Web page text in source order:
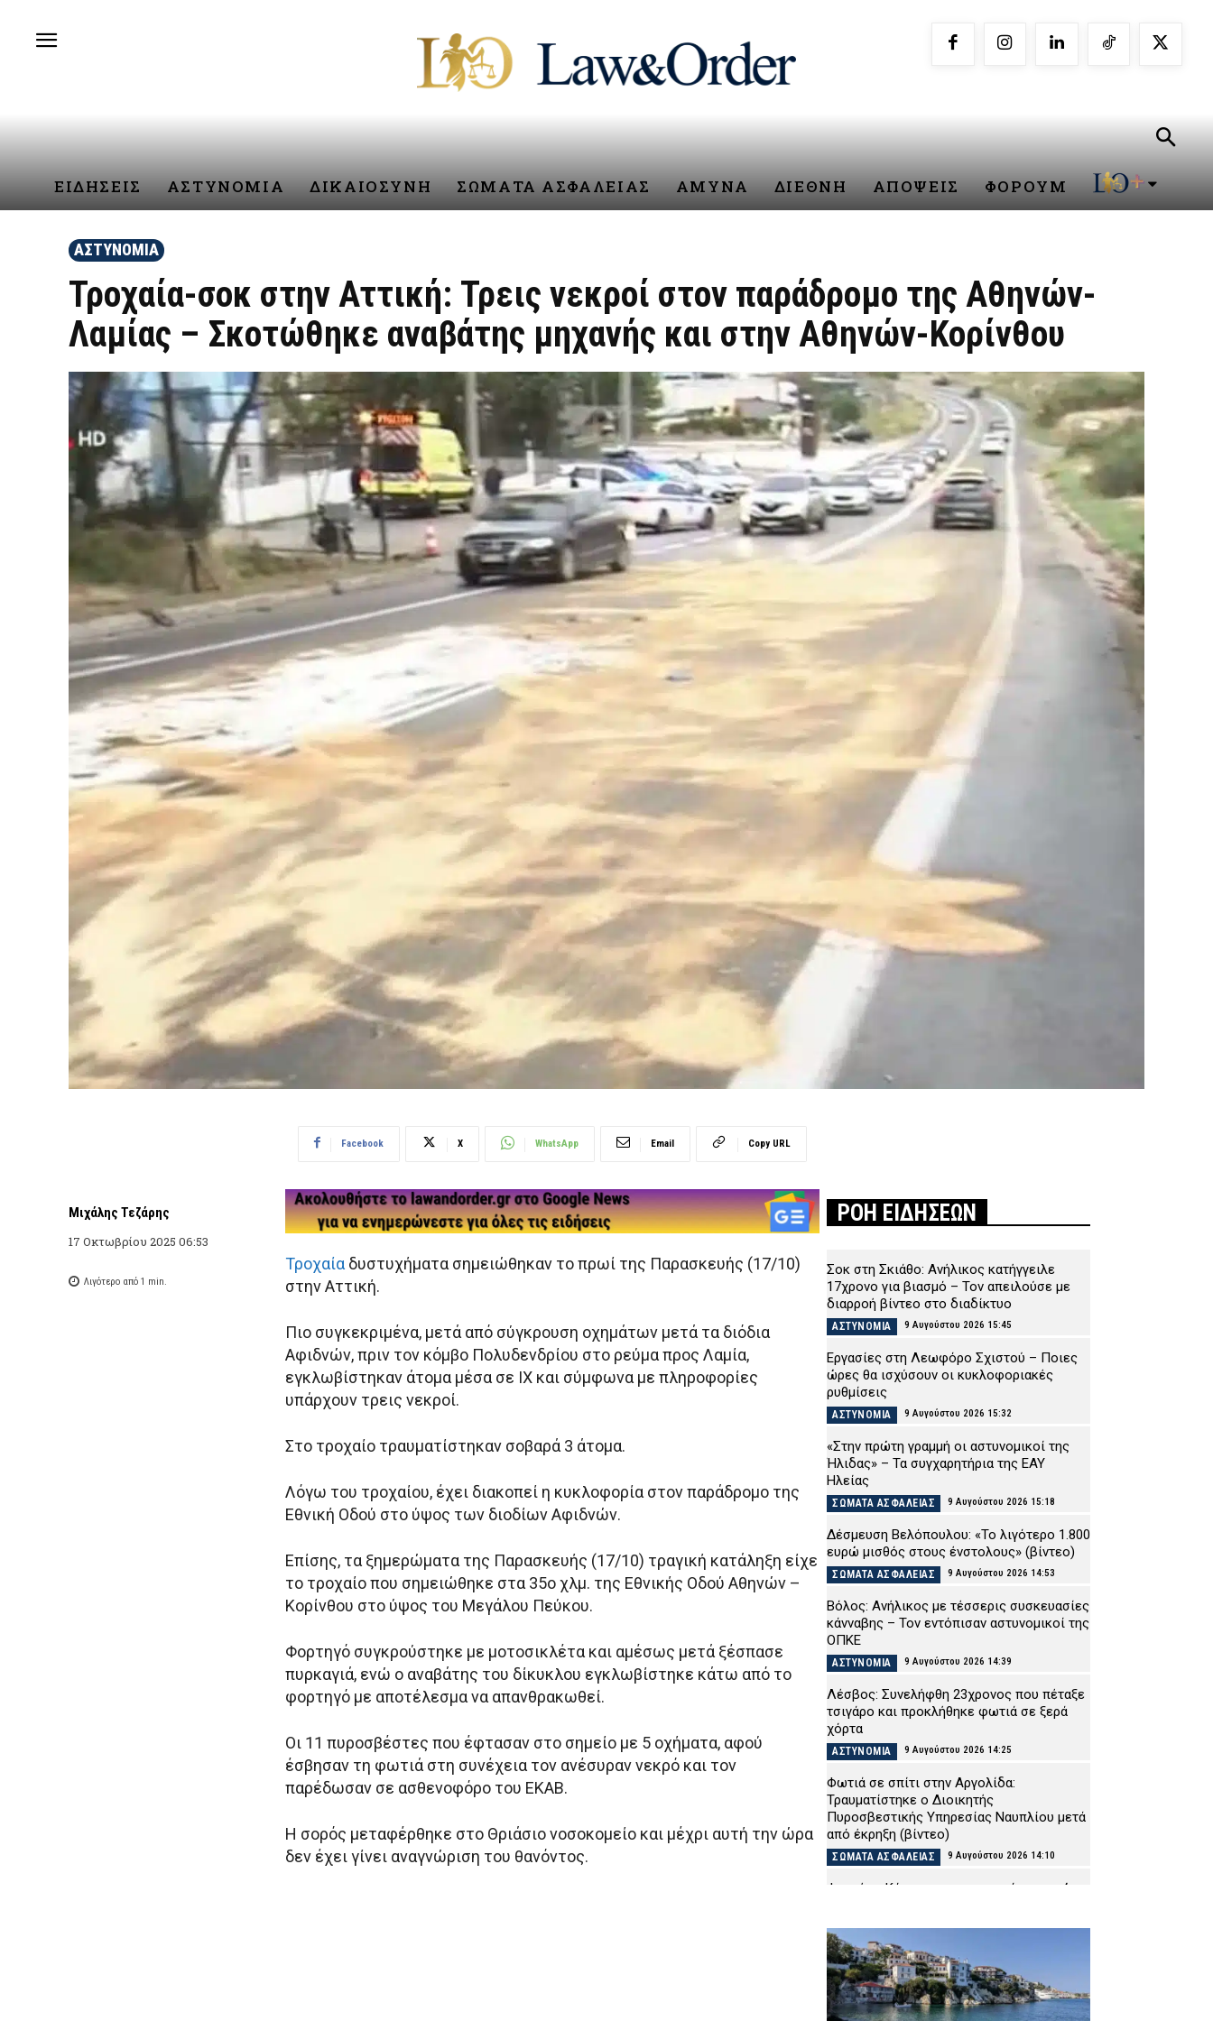
ΕΙΔΗΣΕΙΣ ΑΣΤΥΝΟΜΙΑ ΔΙΚΑΙΟΣΥΝΗ ΣΩΜΑΤΑ ΑΣΦΑΛΕΙΑΣ ΑΜΥΝΑ ΔΙΕΘΝΗ ΑΠΟΨΕΙΣ ΦΟΡΟΥΜ
ΑΣΤΥΝΟΜΙΑ
Τροχαία-σοκ στην Αττική: Τρεις νεκροί στον παράδρομο της Αθηνών-
Λαμίας – Σκοτώθηκε αναβάτης μηχανής και στην Αθηνών-Κορίνθου
Μιχάλης Τεζάρης
17 Οκτωβρίου 2025 06:53
Λιγότερο από 1 min.
Facebook X WhatsApp Email Copy URL
Τροχαία δυστυχήματα σημειώθηκαν το πρωί της Παρασκευής (17/10)
στην Αττική.
Πιο συγκεκριμένα, μετά από σύγκρουση οχημάτων μετά τα διόδια
Αφιδνών, πριν τον κόμβο Πολυδενδρίου στο ρεύμα προς Λαμία,
εγκλωβίστηκαν άτομα μέσα σε ΙΧ και σύμφωνα με πληροφορίες
υπάρχουν τρεις νεκροί.
Στο τροχαίο τραυματίστηκαν σοβαρά 3 άτομα.
Λόγω του τροχαίου, έχει διακοπεί η κυκλοφορία στον παράδρομο της
Εθνική Οδού στο ύψος των διοδίων Αφιδνών.
Επίσης, τα ξημερώματα της Παρασκευής (17/10) τραγική κατάληξη είχε
το τροχαίο που σημειώθηκε στα 35ο χλμ. της Εθνικής Οδού Αθηνών –
Κορίνθου στο ύψος του Μεγάλου Πεύκου.
Φορτηγό συγκρούστηκε με μοτοσικλέτα και αμέσως μετά ξέσπασε
πυρκαγιά, ενώ ο αναβάτης του δίκυκλου εγκλωβίστηκε κάτω από το
φορτηγό με αποτέλεσμα να απανθρακωθεί.
Οι 11 πυροσβέστες που έφτασαν στο σημείο με 5 οχήματα, αφού
έσβησαν τη φωτιά στη συνέχεια τον ανέσυραν νεκρό και τον
παρέδωσαν σε ασθενοφόρο του ΕΚΑΒ.
Η σορός μεταφέρθηκε στο Θριάσιο νοσοκομείο και μέχρι αυτή την ώρα
δεν έχει γίνει αναγνώριση του θανόντος.
ΡΟΗ ΕΙΔΗΣΕΩΝ
Σοκ στη Σκιάθο: Ανήλικος κατήγγειλε
17χρονο για βιασμό – Τον απειλούσε με
διαρροή βίντεο στο διαδίκτυο
ΑΣΤΥΝΟΜΙΑ 9 Αυγούστου 2026 15:45
Εργασίες στη Λεωφόρο Σχιστού – Ποιες
ώρες θα ισχύσουν οι κυκλοφοριακές
ρυθμίσεις
ΑΣΤΥΝΟΜΙΑ 9 Αυγούστου 2026 15:32
«Στην πρώτη γραμμή οι αστυνομικοί της
Ήλιδας» – Τα συγχαρητήρια της ΕΑΥ
Ηλείας
ΣΩΜΑΤΑ ΑΣΦΑΛΕΙΑΣ 9 Αυγούστου 2026 15:18
Δέσμευση Βελόπουλου: «Το λιγότερο 1.800
ευρώ μισθός στους ένστολους» (βίντεο)
ΣΩΜΑΤΑ ΑΣΦΑΛΕΙΑΣ 9 Αυγούστου 2026 14:53
Βόλος: Ανήλικος με τέσσερις συσκευασίες
κάνναβης – Τον εντόπισαν αστυνομικοί της
ΟΠΚΕ
ΑΣΤΥΝΟΜΙΑ 9 Αυγούστου 2026 14:39
Λέσβος: Συνελήφθη 23χρονος που πέταξε
τσιγάρο και προκλήθηκε φωτιά σε ξερά
χόρτα
ΑΣΤΥΝΟΜΙΑ 9 Αυγούστου 2026 14:25
Φωτιά σε σπίτι στην Αργολίδα:
Τραυματίστηκε o Διοικητής
Πυροσβεστικής Υπηρεσίας Ναυπλίου μετά
από έκρηξη (βίντεο)
ΣΩΜΑΤΑ ΑΣΦΑΛΕΙΑΣ 9 Αυγούστου 2026 14:10
Φωτιές: «Κόκκινος» συναγερμός στη χώρα
Κινδύνου
ΕΙΔΗΣΕΙΣ 9 Αυγούστου 2026 13:55
Αθηνών-Σουνίου: Ελεύθερος ο 20χρονος
οδηγός του ΙΧ που έκανε παράνομη